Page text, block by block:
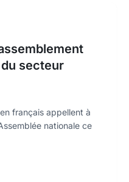
secteur
français appellent à
nationale ce